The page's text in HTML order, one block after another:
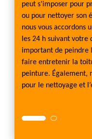
peut s’imposer pour
ou pour nettoyer son
nous vous accordons
les 24 h suivant votre
important de peindre
faire entretenir la
peinture. Également,
pour le nettoyage et